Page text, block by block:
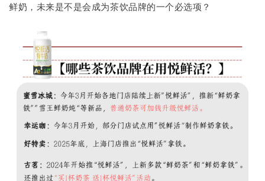
鲜奶，未来是不是会成为茶饮品牌的一个必选项？